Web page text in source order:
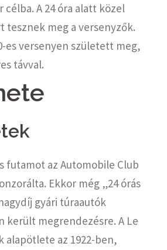
célba. A 24 óra alatt közel
tesznek meg a versenyzők.
es versenyen született meg,
távval.
futamot az Automobile Club
Ekkor még „24 órás
gyári túraautók
került megrendezésre. A Le
alapötlete az 1922-ben,